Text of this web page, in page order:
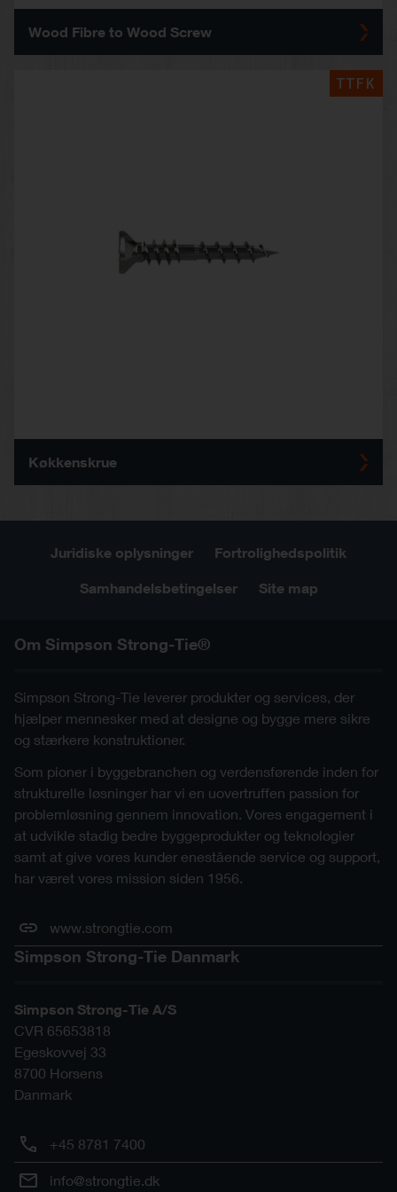
Wood Fibre to Wood Screw
TTFK
Køkkenskrue
Juridiske oplysninger Fortrolighedspolitik
Samhandelsbetingelser Site map
Om Simpson Strong-Tie®
Simpson Strong-Tie leverer produkter og services, der
hjælper mennesker med at designe og bygge mere sikre
og stærkere konstruktioner.
Som pioner i byggebranchen og verdensførende inden for
strukturelle løsninger har vi en uovertruffen passion for
problemløsning gennem innovation. Vores engagement i
at udvikle stadig bedre byggeprodukter og teknologier
samt at give vores kunder enestående service og support,
har været vores mission siden 1956.
www.strongtie.com
Simpson Strong-Tie Danmark
Simpson Strong-Tie A/S
CVR 65653818
Egeskovvej 33
8700 Horsens
Danmark
+45 8781 7400
info@strongtie.dk